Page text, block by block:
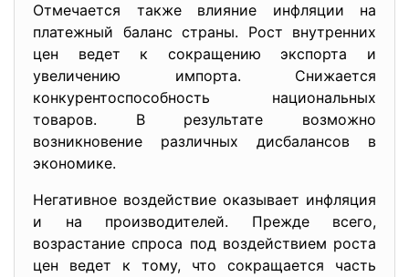
Отмечается также влияние инфляции на
платежный баланс страны. Рост внутренних
цен ведет к сокращению экспорта и
увеличению импорта. Снижается
конкурентоспособность национальных
товаров. В результате возможно
возникновение различных дисбалансов в
экономике.
Негативное воздействие оказывает инфляция
и на производителей. Прежде всего,
возрастание спроса под воздействием роста
цен ведет к тому, что сокращается часть